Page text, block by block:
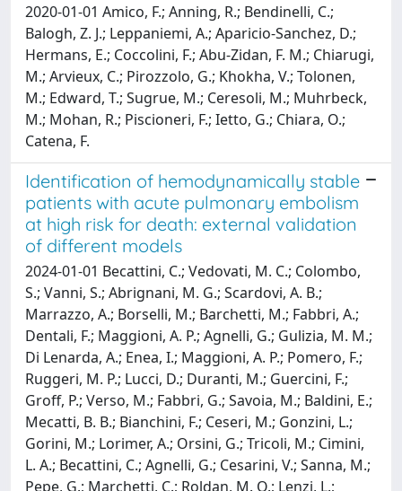
2020-01-01 Amico, F.; Anning, R.; Bendinelli, C.;
Balogh, Z. J.; Leppaniemi, A.; Aparicio-Sanchez, D.;
Hermans, E.; Coccolini, F.; Abu-Zidan, F. M.; Chiarugi,
M.; Arvieux, C.; Pirozzolo, G.; Khokha, V.; Tolonen,
M.; Edward, T.; Sugrue, M.; Ceresoli, M.; Muhrbeck,
M.; Mohan, R.; Piscioneri, F.; Ietto, G.; Chiara, O.;
Catena, F.
Identification of hemodynamically stable
patients with acute pulmonary embolism
at high risk for death: external validation
of different models
2024-01-01 Becattini, C.; Vedovati, M. C.; Colombo,
S.; Vanni, S.; Abrignani, M. G.; Scardovi, A. B.;
Marrazzo, A.; Borselli, M.; Barchetti, M.; Fabbri, A.;
Dentali, F.; Maggioni, A. P.; Agnelli, G.; Gulizia, M. M.;
Di Lenarda, A.; Enea, I.; Maggioni, A. P.; Pomero, F.;
Ruggeri, M. P.; Lucci, D.; Duranti, M.; Guercini, F.;
Groff, P.; Verso, M.; Fabbri, G.; Savoia, M.; Baldini, E.;
Mecatti, B. B.; Bianchini, F.; Ceseri, M.; Gonzini, L.;
Gorini, M.; Lorimer, A.; Orsini, G.; Tricoli, M.; Cimini,
L. A.; Becattini, C.; Agnelli, G.; Cesarini, V.; Sanna, M.;
Pepe, G.; Marchetti, C.; Roldan, M. O.; Lenzi, L.;